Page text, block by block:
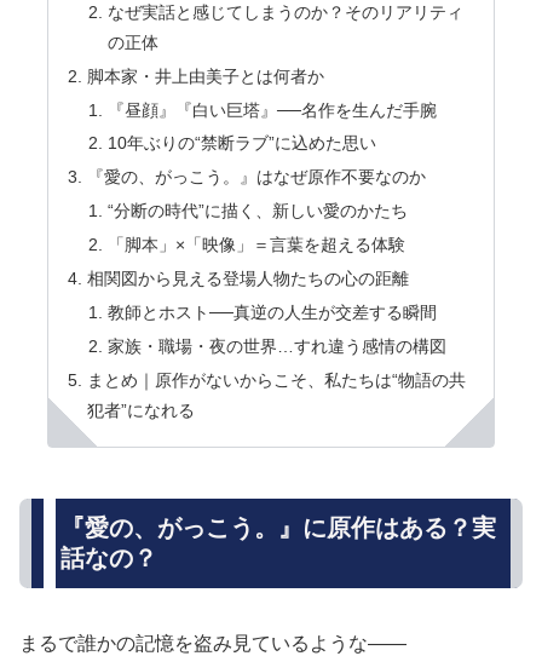
なぜ実話と感じてしまうのか？そのリアリティ
の正体
脚本家・井上由美子とは何者か
『昼顔』『白い巨塔』──名作を生んだ手腕
10年ぶりの“禁断ラブ”に込めた思い
『愛の、がっこう。』はなぜ原作不要なのか
“分断の時代”に描く、新しい愛のかたち
「脚本」×「映像」＝言葉を超える体験
相関図から見える登場人物たちの心の距離
教師とホスト──真逆の人生が交差する瞬間
家族・職場・夜の世界…すれ違う感情の構図
まとめ｜原作がないからこそ、私たちは“物語の共
犯者”になれる
『愛の、がっこう。』に原作はある？実
話なの？
まるで誰かの記憶を盗み見ているような——